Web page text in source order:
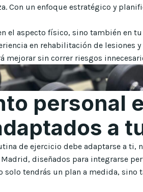
Con un enfoque estratégico y
el aspecto físico, sino también en
en rehabilitación de lesiones
sin correr riesgos
personal
a
de ejercicio debe adaptarse a ti,
diseñados para integrarse
solo tendrás un plan a medida,